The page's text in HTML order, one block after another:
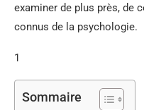
examiner de plus près, de
connus de la psychologie.
1
Sommaire